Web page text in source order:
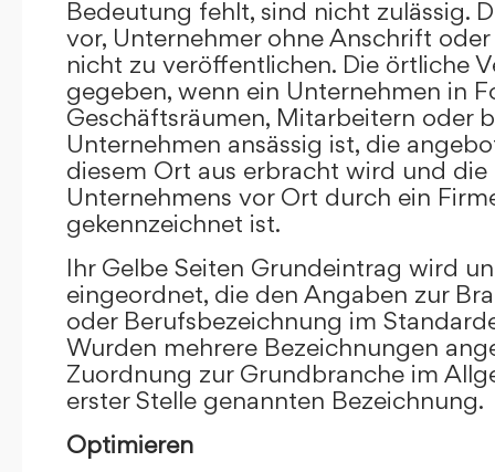
Bedeutung fehlt, sind nicht zulässig.
vor, Unternehmer ohne Anschrift
nicht zu veröffentlichen. Die örtliche
gegeben, wenn ein Unternehmen in
Geschäftsräumen, Mitarbeitern oder
Unternehmen ansässig ist, die
diesem Ort aus erbracht wird und die
Unternehmens vor Ort durch ein
gekennzeichnet ist.
Ihr Gelbe Seiten Grundeintrag wird
eingeordnet, die den Angaben zur
oder Berufsbezeichnung im
Wurden mehrere Bezeichnungen
Zuordnung zur Grundbranche im
erster Stelle genannten Bezeichnung.
Optimieren